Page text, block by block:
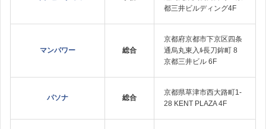
都三井ビルディング4F
マンパワー 総合
京都府京都市下京区四条
通烏丸東入ﾙ長刀鉾町 8
京都三井ビル 6F
パソナ 総合
京都県草津市西大路町1-
28 KENT PLAZA 4F